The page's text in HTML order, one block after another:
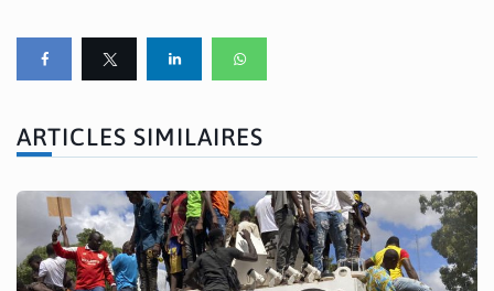
ARTICLES SIMILAIRES